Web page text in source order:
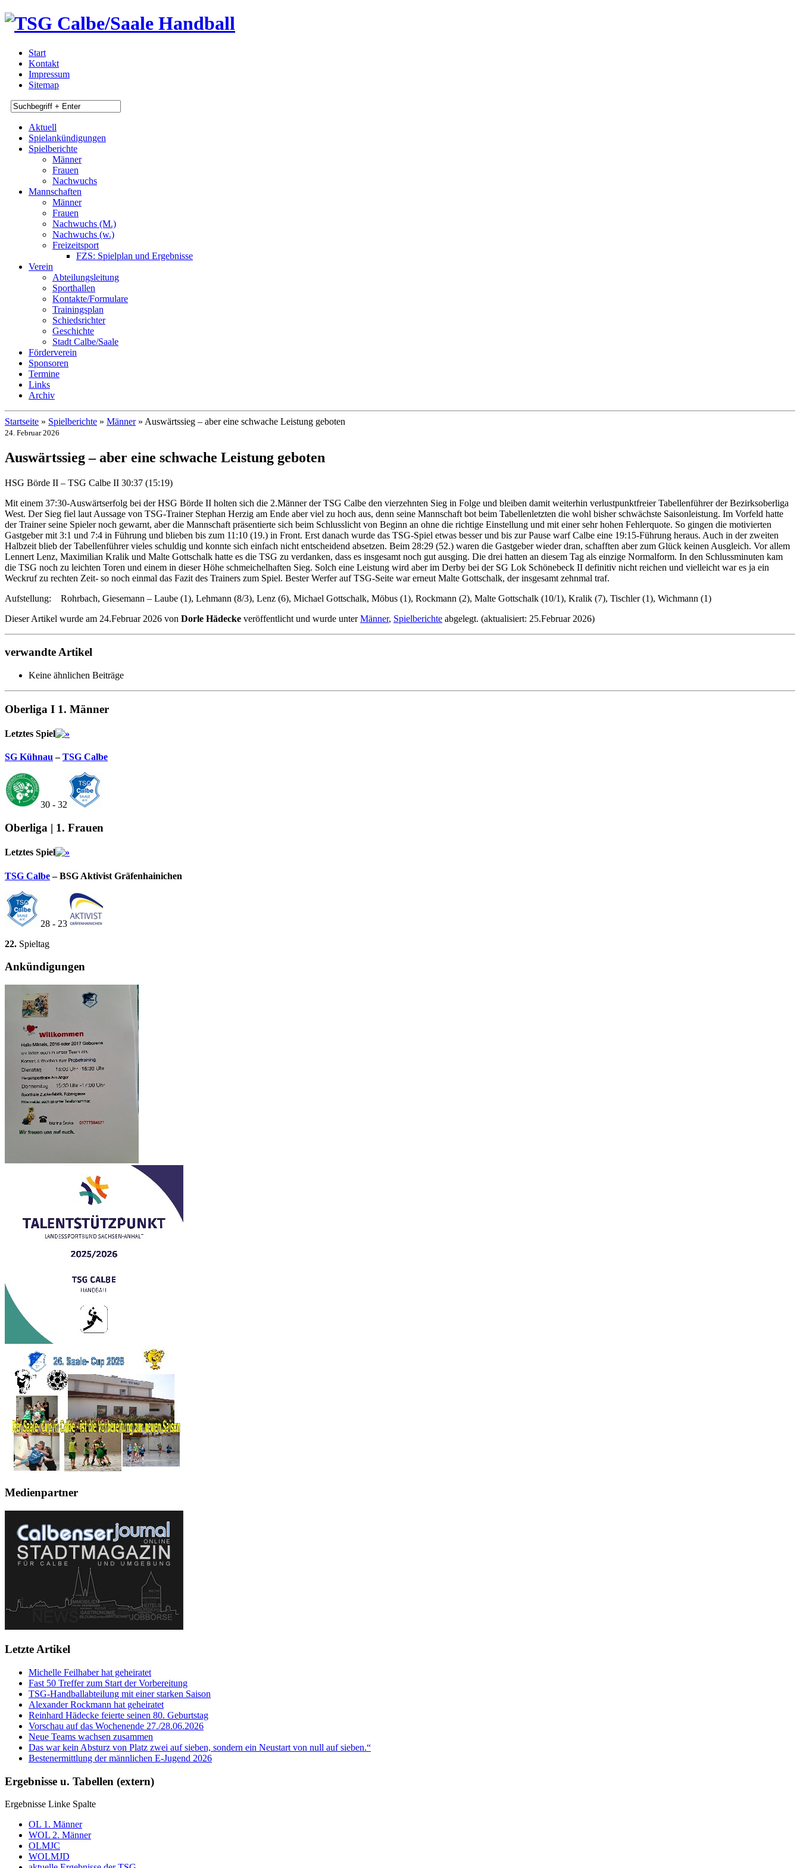
Start
Kontakt
Impressum
Sitemap
Aktuell
Spielankündigungen
Spielberichte
Männer
Frauen
Nachwuchs
Mannschaften
Männer
Frauen
Nachwuchs (M.)
Nachwuchs (w.)
Freizeitsport
FZS: Spielplan und Ergebnisse
Verein
Abteilungsleitung
Sporthallen
Kontakte/Formulare
Trainingsplan
Schiedsrichter
Geschichte
Stadt Calbe/Saale
Förderverein
Sponsoren
Termine
Links
Archiv
Startseite » Spielberichte » Männer » Auswärtssieg – aber eine schwache Leistung geboten
24. Februar 2026
Auswärtssieg – aber eine schwache Leistung geboten
HSG Börde II – TSG Calbe II 30:37 (15:19)
Mit einem 37:30-Auswärtserfolg bei der HSG Börde II holten sich die 2.Männer der TSG Calbe den vierzehnten Sieg in Folge und bleiben damit weiterhin verlustpunktfreier Tabellenführer der Bezirksoberliga
West. Der Sieg fiel laut Aussage von TSG-Trainer Stephan Herzig am Ende aber viel zu hoch aus, denn seine Mannschaft bot beim Tabellenletzten die wohl bisher schwächste Saisonleistung. Im Vorfeld hatte
der Trainer seine Spieler noch gewarnt, aber die Mannschaft präsentierte sich beim Schlusslicht von Beginn an ohne die richtige Einstellung und mit einer sehr hohen Fehlerquote. So gingen die motivierten
Gastgeber mit 3:1 und 7:4 in Führung und blieben bis zum 11:10 (19.) in Front. Erst danach wurde das TSG-Spiel etwas besser und bis zur Pause warf Calbe eine 19:15-Führung heraus. Auch in der zweiten
Halbzeit blieb der Tabellenführer vieles schuldig und konnte sich einfach nicht entscheidend absetzen. Beim 28:29 (52.) waren die Gastgeber wieder dran, schafften aber zum Glück keinen Ausgleich. Vor allem
Lennert Lenz, Maximilian Kralik und Malte Gottschalk hatte es die TSG zu verdanken, dass es insgesamt noch gut ausging. Die drei hatten an diesem Tag als einzige Normalform. In den Schlussminuten kam
die TSG noch zu leichten Toren und einem in dieser Höhe schmeichelhaften Sieg. Solch eine Leistung wird aber im Derby bei der SG Lok Schönebeck II definitiv nicht reichen und vielleicht war es ja ein
Weckruf zu rechten Zeit- so noch einmal das Fazit des Trainers zum Spiel. Bester Werfer auf TSG-Seite war erneut Malte Gottschalk, der insgesamt zehnmal traf.
Aufstellung: Rohrbach, Giesemann – Laube (1), Lehmann (8/3), Lenz (6), Michael Gottschalk, Möbus (1), Rockmann (2), Malte Gottschalk (10/1), Kralik (7), Tischler (1), Wichmann (1)
Dieser Artikel wurde am 24.Februar 2026 von Dorle Hädecke veröffentlicht und wurde unterMänner, Spielberichte abgelegt. (aktualisiert: 25.Februar 2026)
verwandte Artikel
Keine ähnlichen Beiträge
Oberliga I 1. Männer
Letztes Spiel
SG Kühnau –TSG Calbe
30 - 32
Oberliga | 1. Frauen
Letztes Spiel
TSG Calbe– BSG Aktivist Gräfenhainichen
28 - 23
22. Spieltag
Ankündigungen
Medienpartner
Letzte Artikel
Michelle Feilhaber hat geheiratet
Fast 50 Treffer zum Start der Vorbereitung
TSG-Handballabteilung mit einer starken Saison
Alexander Rockmann hat geheiratet
Reinhard Hädecke feierte seinen 80. Geburtstag
Vorschau auf das Wochenende 27./28.06.2026
Neue Teams wachsen zusammen
Das war kein Absturz von Platz zwei auf sieben, sondern ein Neustart von null auf sieben.“
Bestenermittlung der männlichen E-Jugend 2026
Ergebnisse u. Tabellen (extern)
Ergebnisse Linke Spalte
OL 1. Männer
WOL 2. Männer
OLMJC
WOLMJD